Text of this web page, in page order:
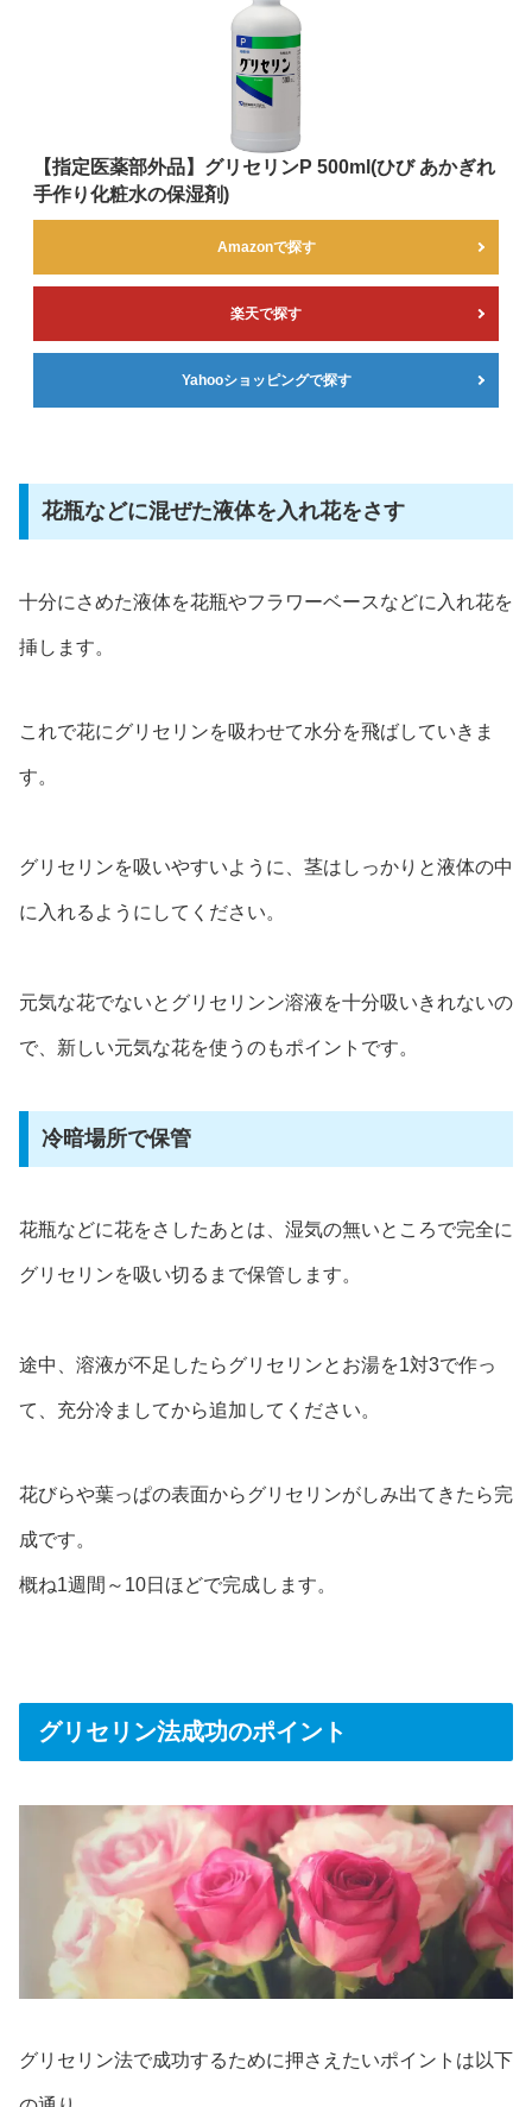
【指定医薬部外品】グリセリンP 500ml(ひび あかぎれ
手作り化粧水の保湿剤)
Amazonで探す
楽天で探す
Yahooショッピングで探す
花瓶などに混ぜた液体を入れ花をさす
十分にさめた液体を花瓶やフラワーベースなどに入れ花を
挿します。
これで花にグリセリンを吸わせて水分を飛ばしていきま
す。
グリセリンを吸いやすいように、茎はしっかりと液体の中
に入れるようにしてください。
元気な花でないとグリセリンン溶液を十分吸いきれないの
で、新しい元気な花を使うのもポイントです。
冷暗場所で保管
花瓶などに花をさしたあとは、湿気の無いところで完全に
グリセリンを吸い切るまで保管します。
途中、溶液が不足したらグリセリンとお湯を1対3で作っ
て、充分冷ましてから追加してください。
花びらや葉っぱの表面からグリセリンがしみ出てきたら完
成です。
概ね1週間～10日ほどで完成します。
グリセリン法成功のポイント
グリセリン法で成功するために押さえたいポイントは以下